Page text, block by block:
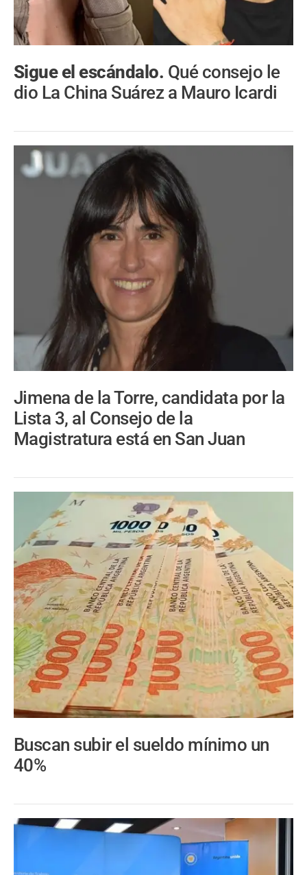
Sigue el escándalo. Qué consejo le
dio La China Suárez a Mauro Icardi
Jimena de la Torre, candidata por la
Lista 3, al Consejo de la
Magistratura está en San Juan
Buscan subir el sueldo mínimo un
40%